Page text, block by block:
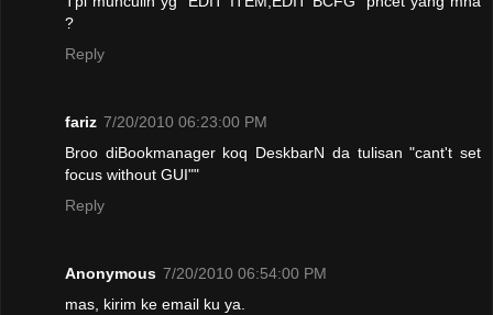
?
Reply
fariz 7/20/2010 06:23:00 PM
Broo diBookmanager koq DeskbarN da tulisan "cant't set
focus without GUI""
Reply
Anonymous 7/20/2010 06:54:00 PM
mas, kirim ke email ku ya.